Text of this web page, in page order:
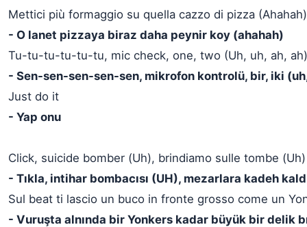
Mettici più formaggio su quella cazzo di pizza (Ahahah)
- O lanet pizzaya biraz daha peynir koy (ahahah)
Tu-tu-tu-tu-tu-tu, mic check, one, two (Uh, uh, ah, ah)
- Sen-sen-sen-sen-sen, mikrofon kontrolü, bir, iki
Just do it
- Yap onu
Click, suicide bomber (Uh), brindiamo sulle tombe (Uh)
- Tıkla, intihar bombacısı (UH), mezarlara kadeh
Sul beat ti lascio un buco in fronte grosso come un
- Vuruşta alnında bir Yonkers kadar büyük bir delik